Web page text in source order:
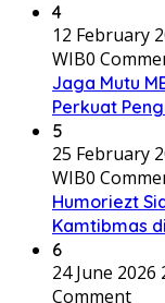
4
12 February
WIB0
Jaga Mutu
Perkuat
5
25 February
WIB0
Humoriezt
Kamtibmas
6
24 June 2026
Comment